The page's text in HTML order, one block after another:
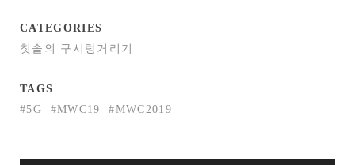
CATEGORIES
칫솔의 구시렁거리기
TAGS
#5G
#MWC19 #MWC2019